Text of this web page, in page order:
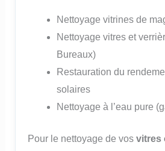
Nettoyage vitrines de
Nettoyage vitres et
Bureaux)
Restauration du
solaires
Nettoyage à l’eau pure
Pour le nettoyage de vos vitres